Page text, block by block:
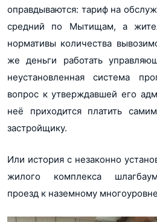
оправдываются: тариф на
средний по Мытищам, а
нормативы количества
же деньги работать
неустановленная система
вопрос к утверждавшей его
неё приходится платить
застройщику.
Или история с незаконно
жилого комплекса
проезд к наземному